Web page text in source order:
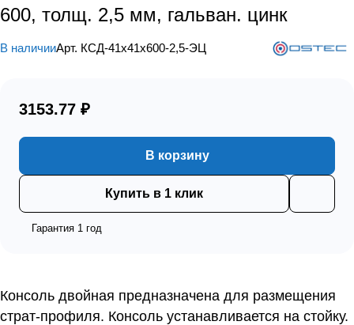
600, толщ. 2,5 мм, гальван. цинк
В наличииАрт. КСД-41х41х600-2,5-ЭЦ
3153.77 ₽
В корзину
Купить в 1 клик
Гарантия 1 год
Консоль двойная предназначена для размещения
страт-профиля. Консоль устанавливается на стойку.